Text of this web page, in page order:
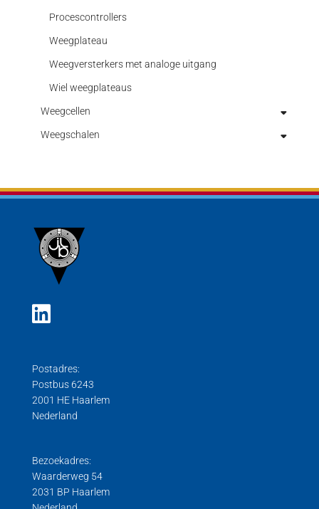
Procescontrollers
Weegplateau
Weegversterkers met analoge uitgang
Wiel weegplateaus
Weegcellen
ATEX weegcellen
Druk weegcel
Gebruiksaanwijzingen
Hygiënische weegcellen
Trek/Druk weegcellen
Weegschalen
Postadres:
Postbus 6243
2001 HE Haarlem
Nederland
Bezoekadres:
Waarderweg 54
2031 BP Haarlem